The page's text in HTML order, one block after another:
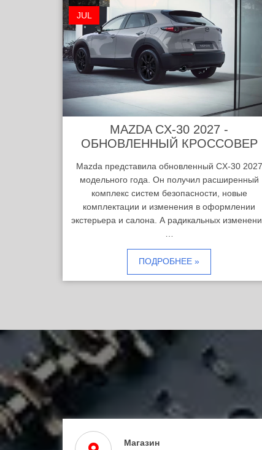
JUL
MAZDA CX-30 2027 -
ОБНОВЛЕННЫЙ КРОССОВЕР
Mazda представила обновленный CX-30 2027
модельного года. Он получил расширенный
комплекс систем безопасности, новые
комплектации и изменения в оформлении
экстерьера и салона. А радикальных
ПОДРОБНЕЕ »
Магазин